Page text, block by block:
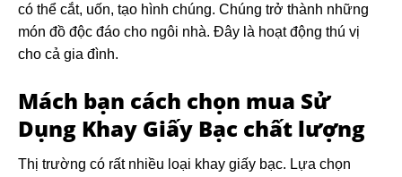
có thể cắt, uốn, tạo hình chúng. Chúng trở thành những
món đồ độc đáo cho ngôi nhà. Đây là hoạt động thú vị
cho cả gia đình.
Mách bạn cách chọn mua Sử
Dụng Khay Giấy Bạc chất lượng
Thị trường có rất nhiều loại khay giấy bạc. Lựa chọn